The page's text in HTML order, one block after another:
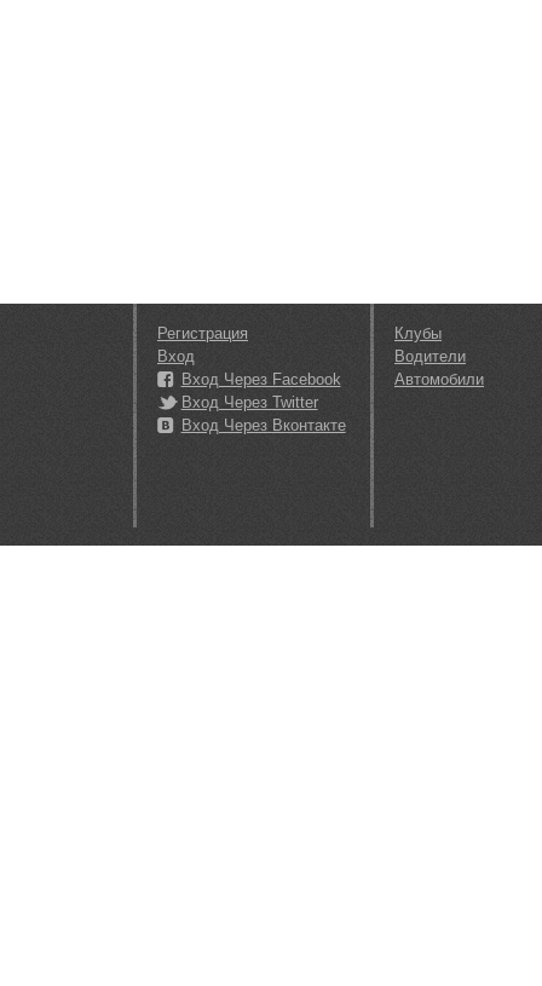
Регистрация
Вход
Вход Через Facebook
Вход Через Twitter
Вход Через Вконтакте
Клубы
Водители
Автомобили